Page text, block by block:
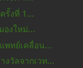
รั้งที่ 1...
องใหม่...
พทย์เคลื่อน...
งวัลจากเวท...